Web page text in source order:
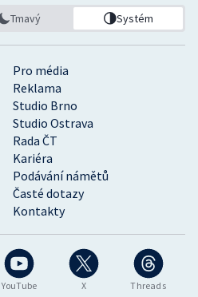
YouTube X Threads
Pro média
Reklama
Studio Brno
Studio Ostrava
Rada ČT
Kariéra
Podávání námětů
Časté dotazy
Kontakty
Tmavý Systém